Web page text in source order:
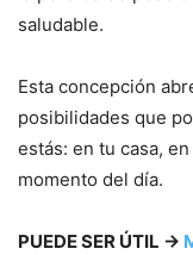
saludable.
Esta concepción
posibilidades que
estás: en tu casa,
momento del día.
PUEDE SER ÚTIL →